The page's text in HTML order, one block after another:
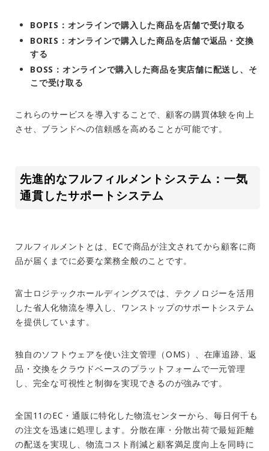
BOPIS：オンラインで購入した商品を店舗で受け取る
BORIS：オンラインで購入した商品を店舗で返品・交換
する
BOSS：オンラインで購入した商品を実店舗に配送し、そ
こで受け取る
これらのサービスを導入することで、顧客の購買体験を向上
させ、ブランドへの信頼感を高めることが可能です。
先進的なフルフィルメントシステム：一気
通貫したサポートシステム
フルフィルメントとは、 ECで商品が注文されてから顧客に商
品が届くまでに必要な業務全般のことです。
富士ロジテックホールディングスでは、テクノロジーを活用
した省人化物流を導入し、ワンストップのサポートシステム
を提供しています。
独自のソフトウェアを使い注文管理（OMS ）、在庫追跡、返
品・交換をクラウドベースのプラットフォームで一元管理
し、完全な可視性と制御を実現できるのが強みです。
全国11 のEC ・通販に特化した物流センターから、毎日何千も
の注文を迅速に処理します。分散在庫・分散出荷で最短距離
の配送を実現し、物流コスト削減と顧客満足度向上を同時に